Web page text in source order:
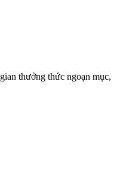
thưởng thức ngoạn mục,